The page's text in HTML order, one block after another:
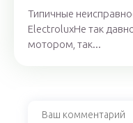
Типичные
ElectroluxНе так
мотором, так...